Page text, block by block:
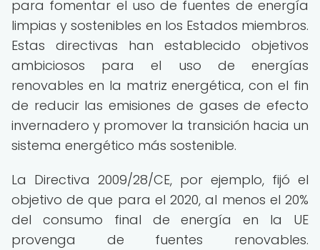
para fomentar el uso de fuentes de energía
limpias y sostenibles en los Estados miembros.
Estas directivas han establecido objetivos
ambiciosos para el uso de energías
renovables en la matriz energética, con el fin
de reducir las emisiones de gases de efecto
invernadero y promover la transición hacia un
sistema energético más sostenible.
La Directiva 2009/28/CE, por ejemplo, fijó el
objetivo de que para el 2020, al menos el 20%
del consumo final de energía en la UE
provenga de fuentes renovables.